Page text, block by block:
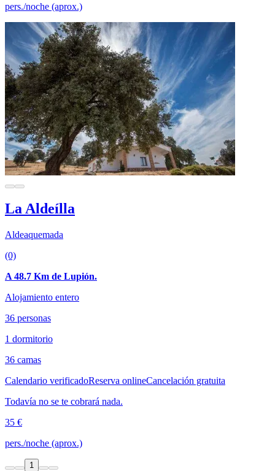
pers./noche (aprox.)
La Aldeílla
Aldeaquemada
(0)
A 48.7 Km de Lupión.
Alojamiento entero
36 personas
1 dormitorio
36 camas
Calendario verificadoReserva onlineCancelación gratuita
Todavía no se te cobrará nada.
35 €
pers./noche (aprox.)
1